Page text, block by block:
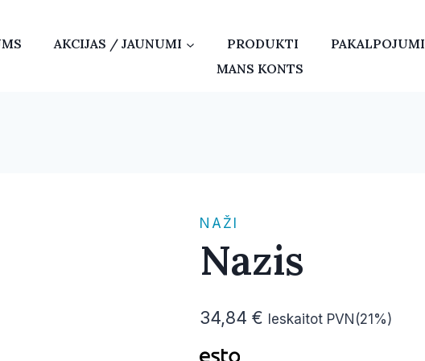
AKCIJAS / JAUNUMI PRODUKTI PAKALPOJUMI
MANS KONTS
NAŽI
Nazis
34,84 € Ieskaitot PVN(21%)